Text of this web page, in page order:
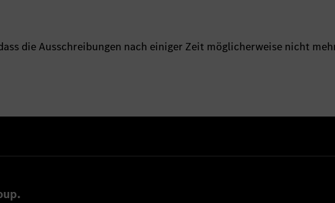
die Ausschreibungen nach einiger Zeit möglicherweise nicht